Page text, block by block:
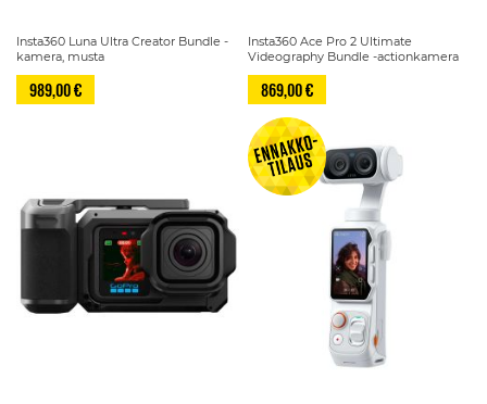
Insta360 Luna Ultra Creator Bundle -
kamera, musta
989,00 €
Insta360 Ace Pro 2 Ultimate
Videography Bundle -actionkamera
869,00 €